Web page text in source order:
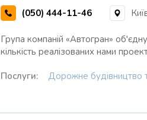
(050) 444-11-46
Група компаній «Автогран»
кількість реалізованих нами
Послуги: Дорожне будівництво